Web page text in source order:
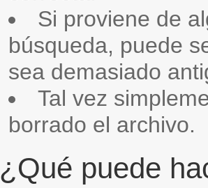
Si proviene de
búsqueda, puede
sea demasiado
Tal vez
borrado el archivo.
¿Qué puede